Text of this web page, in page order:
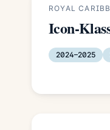
ROYAL
Icon-
2024–2025